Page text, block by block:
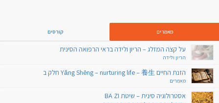
מאמרים קורסים
על קצה המזלג – הריון ולידה בראי הרפואה הסינית
הריון ולידה
הזנת החיים Yǎng Shēng – nurturing life – 養生 חלק ב
מאמרים
אסטרולוגיה סינית – שיטת BA ZI